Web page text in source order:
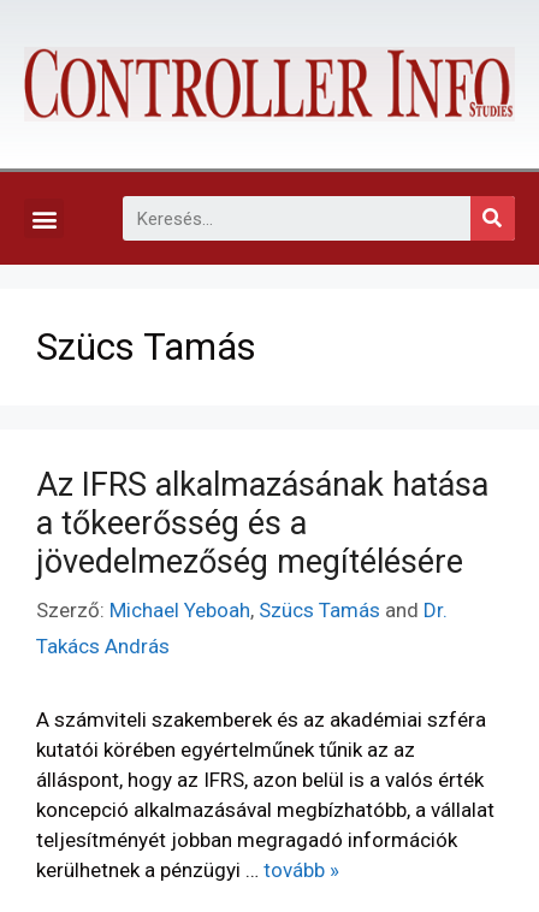
Szücs Tamás
Az IFRS alkalmazásának hatása
a tőkeerősség és a
jövedelmezőség megítélésére
Szerző: Michael Yeboah, Szücs Tamás and Dr.
Takács András
A számviteli szakemberek és az akadémiai szféra
kutatói körében egyértelműnek tűnik az az
álláspont, hogy az IFRS, azon belül is a valós érték
koncepció alkalmazásával megbízhatóbb, a vállalat
teljesítményét jobban megragadó információk
kerülhetnek a pénzügyi … tovább »